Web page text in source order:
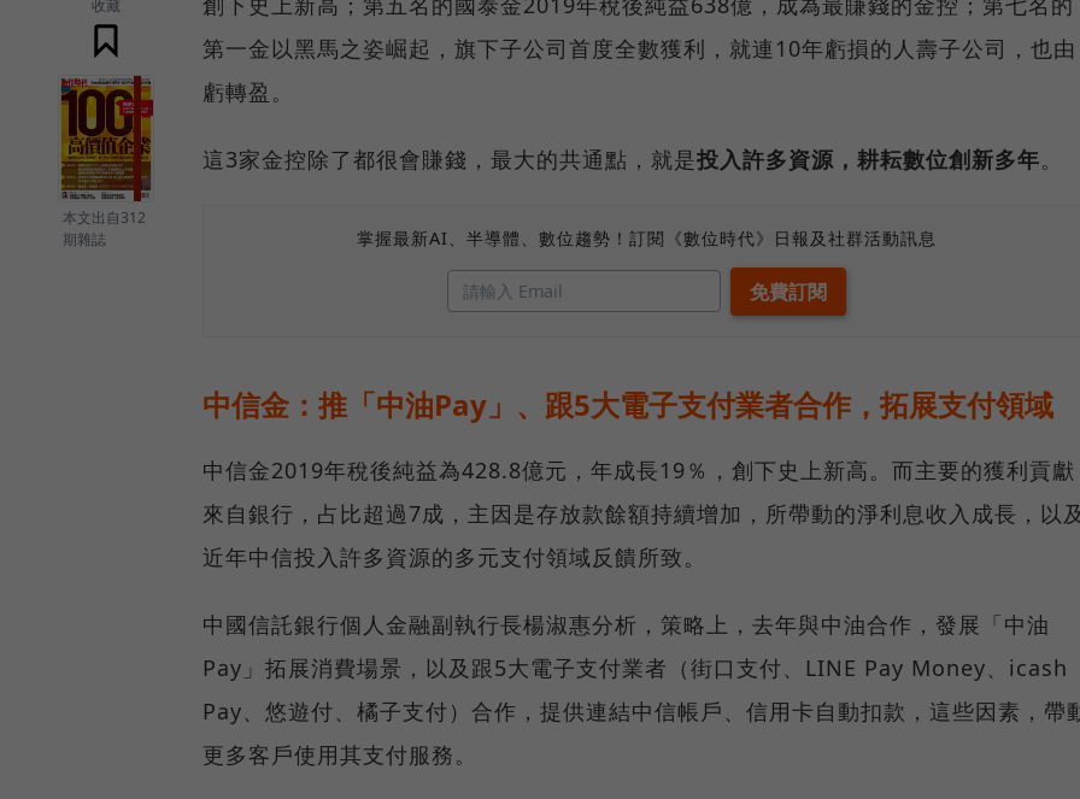
收藏
本文出自312
期雜誌
第一金以黑馬之姿崛起，旗下子公司首度全數獲利，就連10年虧損的人壽子公司，也由
虧轉盈。
這3家金控除了都很會賺錢，最大的共通點，就是投入許多資源，耕耘數位創新多年。
掌握最新AI、半導體、數位趨勢！訂閱《數位時代》日報及社群活動訊息
中信金：推「中油Pay」、跟5大電子支付業者合作，拓展支付領域
中信金2019年稅後純益為428.8億元，年成長19％，創下史上新高。而主要的獲利貢獻
來自銀行，占比超過7成，主因是存放款餘額持續增加，所帶動的淨利息收入成長，以
近年中信投入許多資源的多元支付領域反饋所致。
中國信託銀行個人金融副執行長楊淑惠分析，策略上，去年與中油合作，發展「中油
Pay」拓展消費場景，以及跟5大電子支付業者（街口支付、LINE Pay Money、icash
Pay、悠遊付、橘子支付）合作，提供連結中信帳戶、信用卡自動扣款，這些因素，帶
更多客戶使用其支付服務。